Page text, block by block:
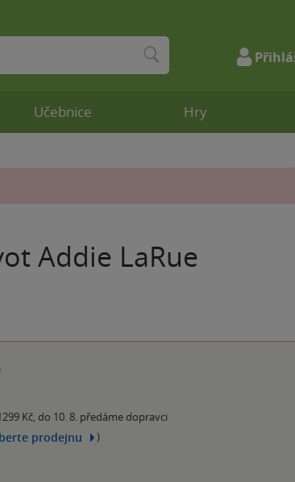
Addie LaRue
Kč, do 10. 8. předáme dopravci
prodejnu )
Učebnice Hry